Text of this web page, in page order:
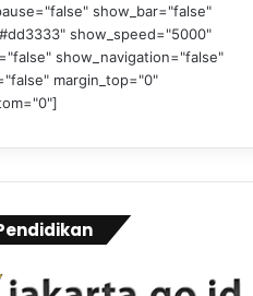
show_bar="false"
show_speed="5000"
show_navigation="false"
margin_top="0"